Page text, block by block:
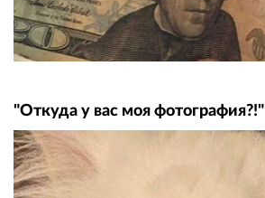
"Откуда у вас моя фотография?!"